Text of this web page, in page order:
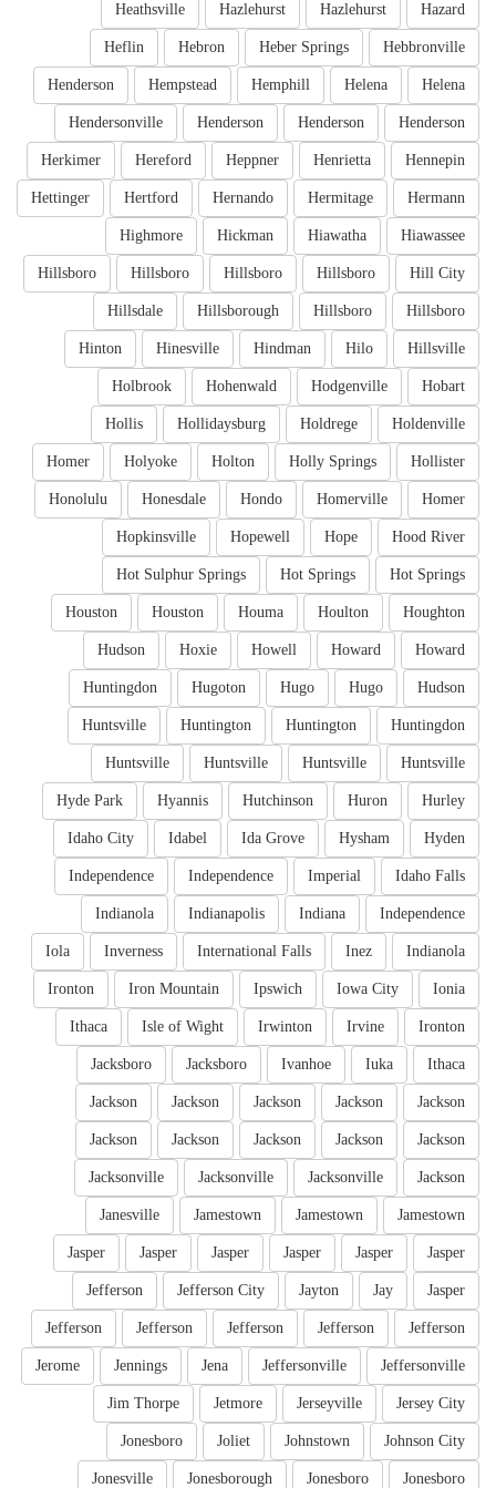
Hazard
Hazlehurst
Hazlehurst
Heathsville
Hebbronville
Heber Springs
Hebron
Heflin
Helena
Helena
Hemphill
Hempstead
Henderson
Henderson
Henderson
Henderson
Hendersonville
Hennepin
Henrietta
Heppner
Hereford
Herkimer
Hermann
Hermitage
Hernando
Hertford
Hettinger
Hiawassee
Hiawatha
Hickman
Highmore
Hill City
Hillsboro
Hillsboro
Hillsboro
Hillsboro
Hillsboro
Hillsboro
Hillsborough
Hillsdale
Hillsville
Hilo
Hindman
Hinesville
Hinton
Hobart
Hodgenville
Hohenwald
Holbrook
Holdenville
Holdrege
Hollidaysburg
Hollis
Hollister
Holly Springs
Holton
Holyoke
Homer
Homer
Homerville
Hondo
Honesdale
Honolulu
Hood River
Hope
Hopewell
Hopkinsville
Hot Springs
Hot Springs
Hot Sulphur Springs
Houghton
Houlton
Houma
Houston
Houston
Howard
Howard
Howell
Hoxie
Hudson
Hudson
Hugo
Hugo
Hugoton
Huntingdon
Huntingdon
Huntington
Huntington
Huntsville
Huntsville
Huntsville
Huntsville
Huntsville
Hurley
Huron
Hutchinson
Hyannis
Hyde Park
Hyden
Hysham
Ida Grove
Idabel
Idaho City
Idaho Falls
Imperial
Independence
Independence
Independence
Indiana
Indianapolis
Indianola
Indianola
Inez
International Falls
Inverness
Iola
Ionia
Iowa City
Ipswich
Iron Mountain
Ironton
Ironton
Irvine
Irwinton
Isle of Wight
Ithaca
Ithaca
Iuka
Ivanhoe
Jacksboro
Jacksboro
Jackson
Jackson
Jackson
Jackson
Jackson
Jackson
Jackson
Jackson
Jackson
Jackson
Jackson
Jacksonville
Jacksonville
Jacksonville
Jamestown
Jamestown
Jamestown
Janesville
Jasper
Jasper
Jasper
Jasper
Jasper
Jasper
Jasper
Jay
Jayton
Jefferson City
Jefferson
Jefferson
Jefferson
Jefferson
Jefferson
Jefferson
Jeffersonville
Jeffersonville
Jena
Jennings
Jerome
Jersey City
Jerseyville
Jetmore
Jim Thorpe
Johnson City
Johnstown
Joliet
Jonesboro
Jonesboro
Jonesboro
Jonesborough
Jonesville